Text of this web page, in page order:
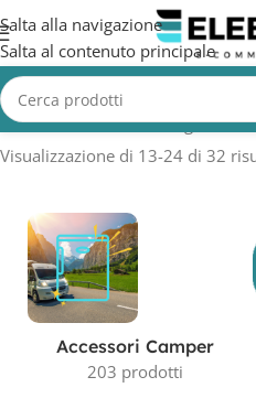
Salta alla navigazione
Salta al contenuto principale
Home/Prodotto Tecnologia/GEL/
Visualizzazione di 13-24 di 32
Accessori Camper
203 prodotti